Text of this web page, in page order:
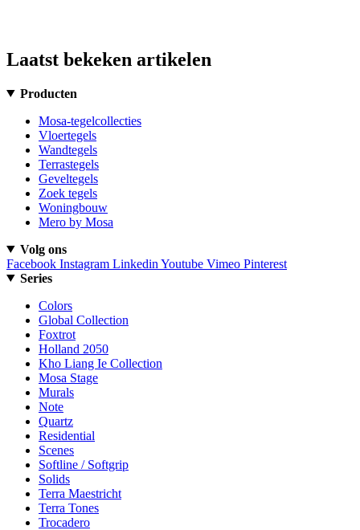
Laatst bekeken artikelen
Producten
Mosa-tegelcollecties
Vloertegels
Wandtegels
Terrastegels
Geveltegels
Zoek tegels
Woningbouw
Mero by Mosa
Volg ons
Facebook Instagram Linkedin Youtube Vimeo Pinterest
Series
Colors
Global Collection
Foxtrot
Holland 2050
Kho Liang Ie Collection
Mosa Stage
Murals
Note
Quartz
Residential
Scenes
Softline / Softgrip
Solids
Terra Maestricht
Terra Tones
Trocadero